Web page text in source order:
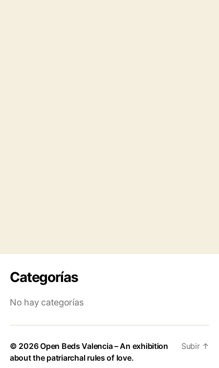
Categorías
No hay categorías
© 2026Open Beds Valencia – An exhibition
about the patriarchal rules of love.
Subir ↑